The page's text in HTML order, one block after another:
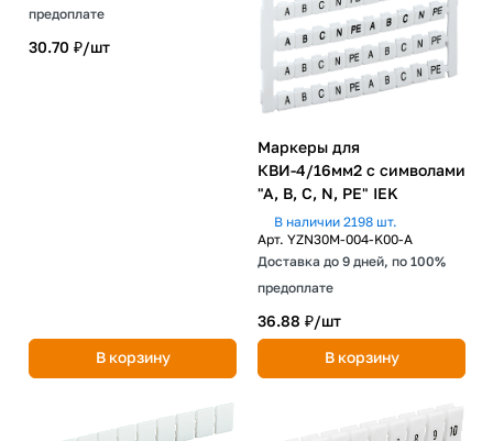
предоплате
30.70 ₽/шт
В корзину
Маркеры для
КВИ-4/16мм2 с символами
"A, B, C, N, PE" IEK
В наличии 2198 шт.
Арт. YZN30M-004-K00-A
Доставка до 9 дней, по 100%
предоплате
36.88 ₽/шт
В корзину